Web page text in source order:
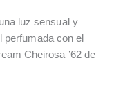
luz sensual y
perfumada con el
Cheirosa ’62 de